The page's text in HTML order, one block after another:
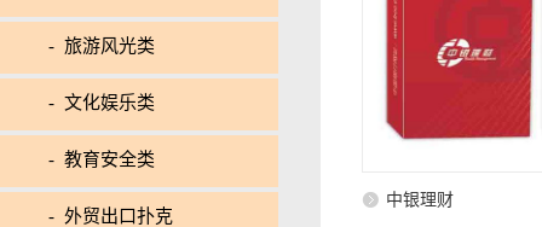
- 旅游风光类
- 文化娱乐类
- 教育安全类
- 外贸出口扑克
中银理财